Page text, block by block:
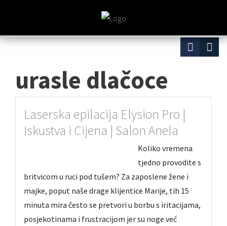
urasle dlačoce
Laserska epilacija Elysion Pro |
Iskustva i Cijena | Salon Anela
Koliko vremena
tjedno provodite s
britvicom u ruci pod tušem? Za zaposlene žene i
majke, poput naše drage klijentice Marije, tih 15
minuta mira često se pretvori u borbu s iritacijama,
posjekotinama i frustracijom jer su noge već